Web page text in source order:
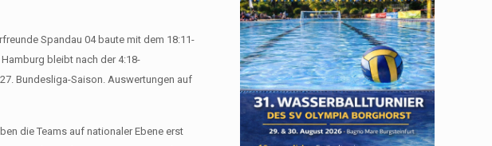
Spandau 04 baute mit dem 18:11-
bleibt nach der 4:18-
Bundesliga-Saison. Auswertungen auf
die Teams auf nationaler Ebene erst